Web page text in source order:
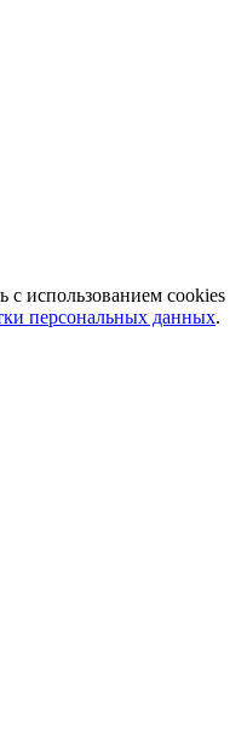
с использованием cookies
персональных данных.